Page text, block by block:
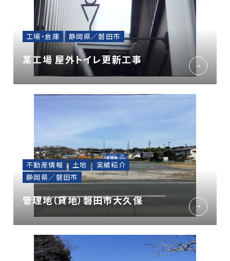
工場・倉庫 静岡県／磐田市
某工場 屋外トイレ更新工事
不動産情報 土地
実績紹介
静岡県／磐田市
管理地（貸地）磐田市大久保